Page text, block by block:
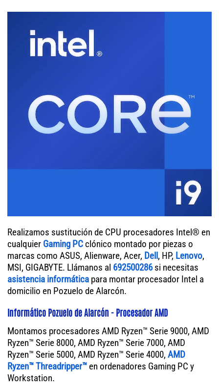
Realizamos sustitución de CPU procesadores Intel® en
cualquier Gaming PC clónico montado por piezas o
marcas como ASUS, Alienware, Acer, Dell, HP, Lenovo,
MSI, GIGABYTE. Llámanos al 692500286si necesitas
asistencia informática para montar procesador Intel a
domicilio en Pozuelo de Alarcón.
Informático Pozuelo de Alarcón - Procesador AMD
Montamos procesadores AMD Ryzen™ Serie 9000, AMD
Ryzen™ Serie 8000, AMD Ryzen™ Serie 7000, AMD
Ryzen™ Serie 5000, AMD Ryzen™ Serie 4000, AMD
Ryzen™ Threadripper™ en ordenadores Gaming PC y
Workstation.